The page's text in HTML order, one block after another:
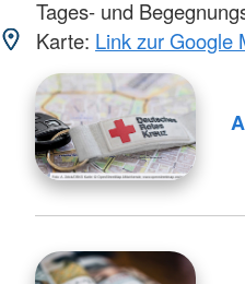
Tages- und
Karte: Link zur Google